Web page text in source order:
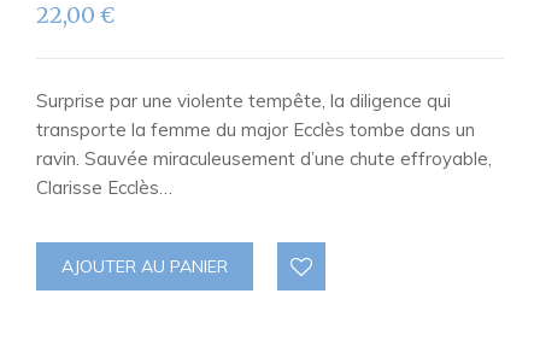
22,00 €
Surprise par une violente tempête, la diligence qui
transporte la femme du major Ecclès tombe dans un
ravin. Sauvée miraculeusement d’une chute effroyable,
Clarisse Ecclès…
AJOUTER AU PANIER